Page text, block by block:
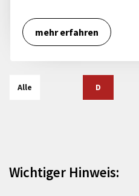
mehr erfahren
Alle D
Wichtiger Hinweis: